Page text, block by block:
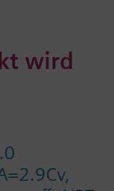
wird